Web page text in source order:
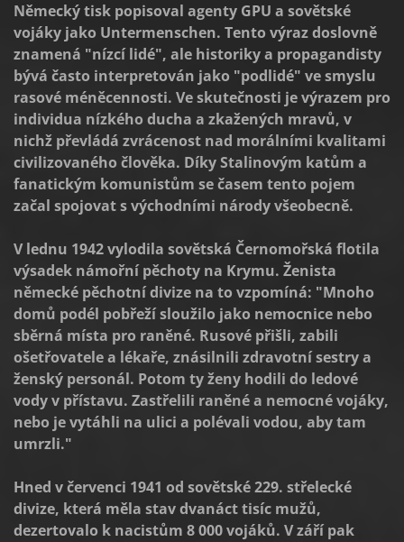
Německý tisk popisoval agenty GPU a sovětské
vojáky jako Untermenschen. Tento výraz doslovně
znamená "nízcí lidé", ale historiky a propagandisty
bývá často interpretován jako "podlidé" ve smyslu
rasové méněcennosti. Ve skutečnosti je výrazem pro
individua nízkého ducha a zkažených mravů, v
nichž převládá zvrácenost nad morálními kvalitami
civilizovaného člověka. Díky Stalinovým katům a
fanatickým komunistům se časem tento pojem
začal spojovat s východními národy všeobecně.
V lednu 1942 vylodila sovětská Černomořská flotila
výsadek námořní pěchoty na Krymu. Ženista
německé pěchotní divize na to vzpomíná: "Mnoho
domů podél pobřeží sloužilo jako nemocnice nebo
sběrná místa pro raněné. Rusové přišli, zabili
ošetřovatele a lékaře, znásilnili zdravotní sestry a
ženský personál. Potom ty ženy hodili do ledové
vody v přístavu. Zastřelili raněné a nemocné vojáky,
nebo je vytáhli na ulici a polévali vodou, aby tam
umrzli."
Hned v červenci 1941 od sovětské 229. střelecké
divize, která měla stav dvanáct tisíc mužů,
dezertovalo k nacistům 8 000 vojáků. V září pak